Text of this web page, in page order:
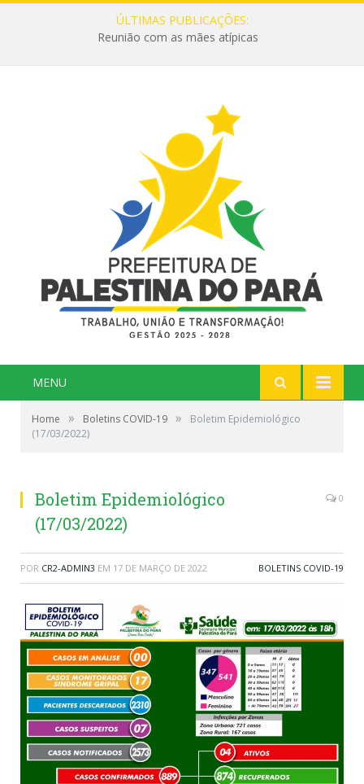
ÚLTIMAS PUBLICAÇÕES:
Reunião com as mães atípicas
MENU
Home » Boletins COVID-19 »
Boletim Epidemiológico
(17/03/2022)
Boletim Epidemiológico
(17/03/2022)
0
POR CR2-ADMIN3 EM 17 DE MARÇO DE 2022 BOLETINS COVID-19